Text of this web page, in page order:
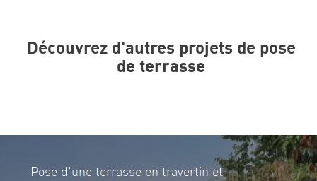
Découvrez d'autres projets de pose
de terrasse
Pose d'une terrasse bois avec piscine sur plot